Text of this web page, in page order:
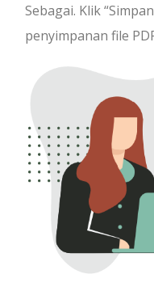
Sebagai. Klik
penyimpanan file